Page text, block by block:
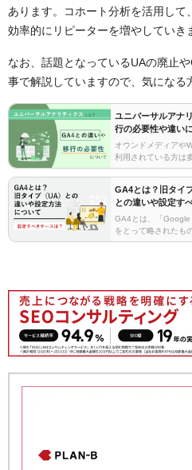
あります。コホート分析を活用して
効率的にリピーターを増やしていき
なお、話題となっているUAの廃止
事で解説していますので、気になる
ユニバーサルアナ
行の必要性や違い
オウンドメディアや
利用されている方は
バーサルアナリティ
GA4とは？旧タイ
との違いや設定す
GA4とは、「
をとって略されたも
た新しいシステムで